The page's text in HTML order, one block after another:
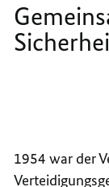
1954 war der